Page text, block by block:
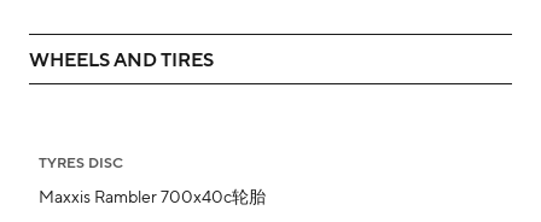
WHEELS AND TIRES
TYRES DISC
Maxxis Rambler 700x40c轮胎